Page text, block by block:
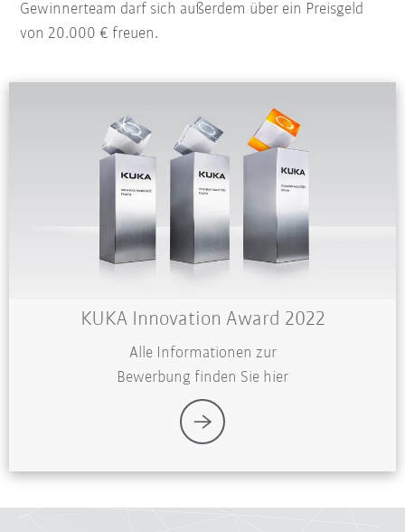
Gewinnerteam darf sich außerdem über ein Preisgeld
von 20.000 € freuen.
KUKA Innovation Award 2022
Alle Informationen zur
Bewerbung finden Sie hier